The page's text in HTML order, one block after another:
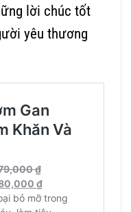
lời chúc tốt
yêu thương